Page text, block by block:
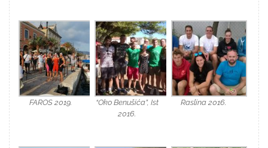
FAROS 2019.
“Oko Benušića”, Ist
2016.
Raslina 2016.